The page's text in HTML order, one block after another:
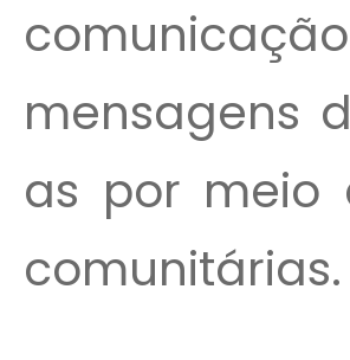
mensagens
as por meio
comunitárias.